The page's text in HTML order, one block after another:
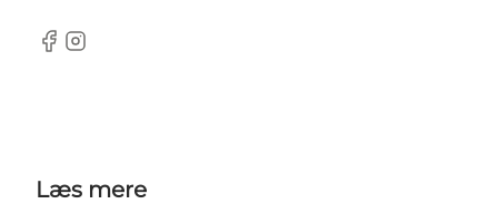
Facebook
Instagram
Læs mere